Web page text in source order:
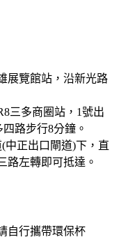
展覽館站，沿新光路
三多商圈站，1號出
路步行8分鐘。
中正出口閘道)下，直
路左轉即可抵達。
自行攜帶環保杯